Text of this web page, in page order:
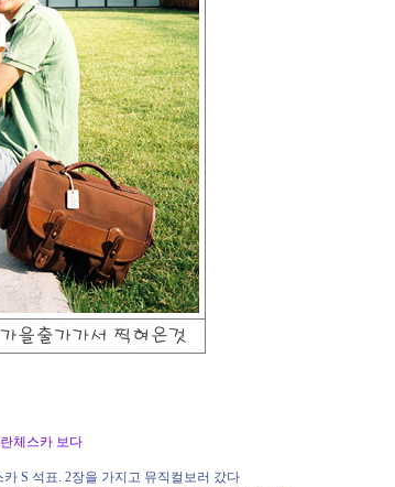
체스카 보다
S 석표. 2장을 가지고 뮤직컬보러 갔다